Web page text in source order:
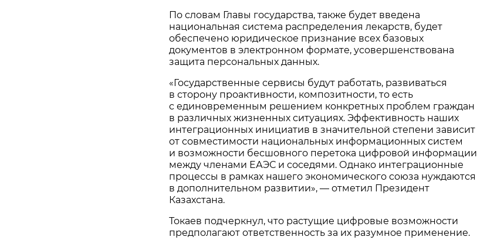
По словам Главы государства, также будет введена
национальная система распределения лекарств, будет
обеспечено юридическое признание всех базовых
документов в электронном формате, усовершенствована
защита персональных данных.
«Государственные сервисы будут работать, развиваться
в сторону проактивности, композитности, то есть
с единовременным решением конкретных проблем граждан
в различных жизненных ситуациях. Эффективность наших
интеграционных инициатив в значительной степени зависит
от совместимости национальных информационных систем
и возможности бесшовного перетока цифровой информации
между членами ЕАЭС и соседями. Однако интеграционные
процессы в рамках нашего экономического союза нуждаются
в дополнительном развитии», — отметил Президент
Казахстана.
Токаев подчеркнул, что растущие цифровые возможности
предполагают ответственность за их разумное применение.